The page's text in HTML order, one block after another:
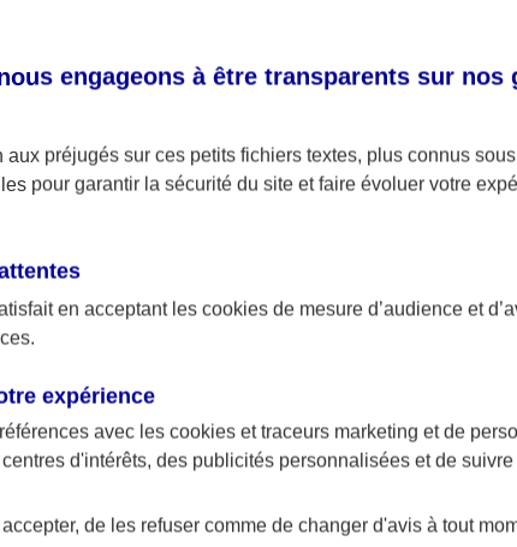
Mon AXA Assurance
vos contrats en poche !
engageons à être transparents sur nos
aux préjugés sur ces petits fichiers textes, plus connus
pour garantir la sécurité du site et faire évoluer votre
en acceptant les cookies de mesure d’audience et
expérience
avec les cookies et traceurs marketing et de
d'intérêts, des publicités personnalisées et de
de les refuser comme de changer d'avis à tout